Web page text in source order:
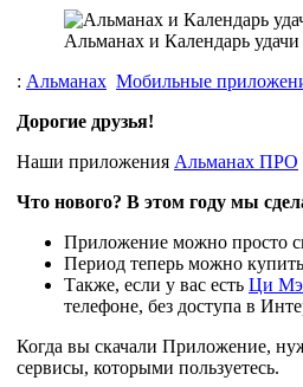
Альманах и Календарь
: Альманах Мобильные
Дорогие друзья!
Наши приложения Альманах ПРО
Что нового? В этом году мы
Приложение можно просто
Период теперь можно
Также, если у вас есть Ци
телефоне, без доступа в
Когда вы скачали Приложение,
сервисы, которыми пользуетесь.